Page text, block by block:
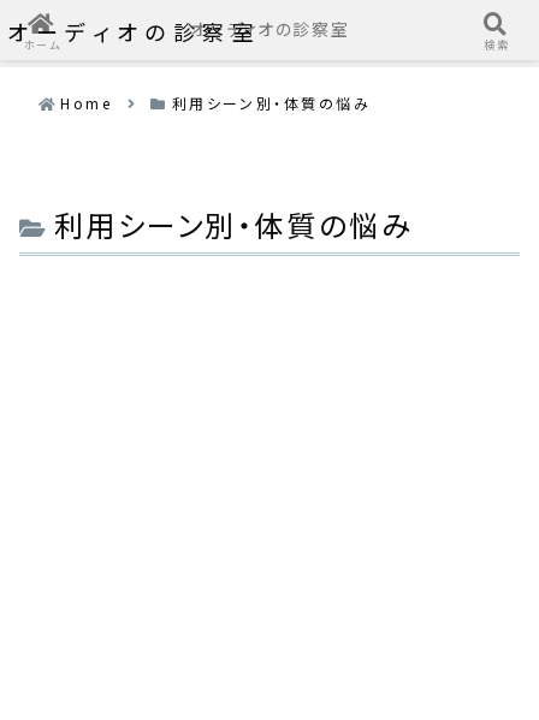
オーディオの診察室
Home 利用シーン別・体質の悩み
利用シーン別・体質の悩み
ホーム
オーディオの診察室
検索